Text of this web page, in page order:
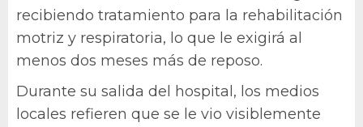
recibiendo tratamiento para la rehabilitación
motriz y respiratoria, lo que le exigirá al
menos dos meses más de reposo.
Durante su salida del hospital, los medios
locales refieren que se le vio visiblemente